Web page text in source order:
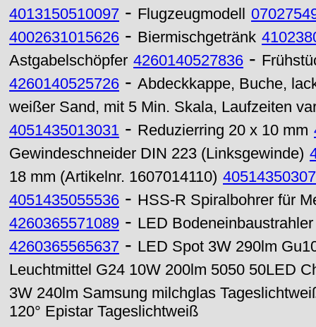
4013150510097 - Flugzeugmodell
4002631015626 - Biermischgetränk
Astgabelschöpfer 4260140527836 -
4260140525726 - Abdeckkappe, Buche,
weißer Sand, mit 5 Min. Skala, Laufzeiten
4051435013031 - Reduzierring 20 x 10 mm
Gewindeschneider DIN 223 (Linksgewinde)
18 mm (Artikelnr. 1607014110)
4051435055536 - HSS-R Spiralbohrer für
4260365571089 - LED
4260365565637 - LED Spot 3W 290lm
Leuchtmittel G24 10W 200lm 5050 50LED
3W 240lm Samsung milchglas
120° Epistar Tageslichtweiß